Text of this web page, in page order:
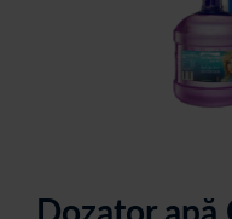
Dozator